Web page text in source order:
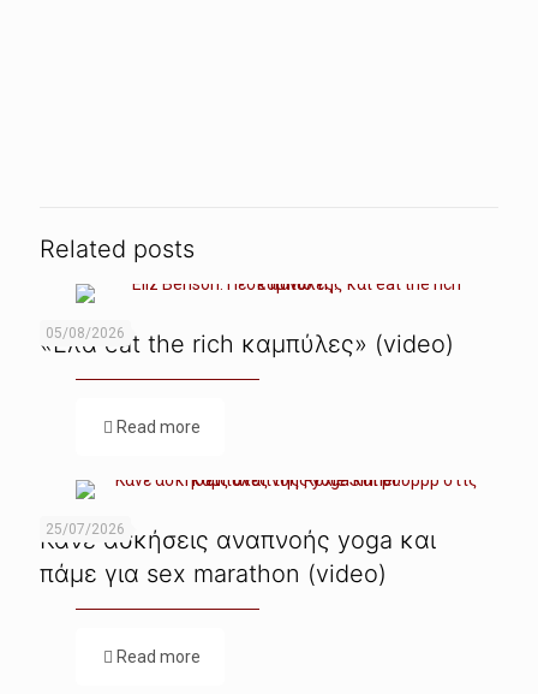
Related posts
05/08/2026
«Ελα eat the rich καμπύλες» (video)
Read more
25/07/2026
Κάνε ασκήσεις αναπνοής yoga και
πάμε για sex marathon (video)
Read more